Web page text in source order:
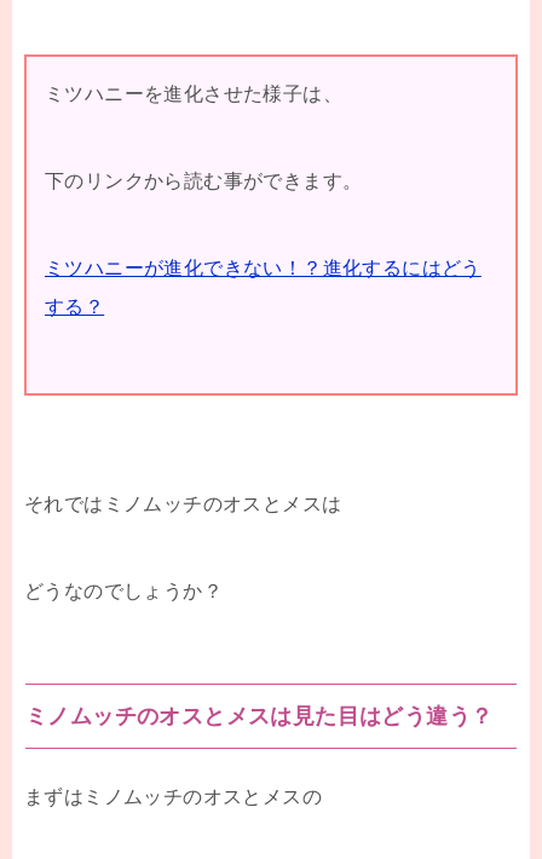
ミツハニーを進化させた様子は、
下のリンクから読む事ができます。
ミツハニーが進化できない！？進化するにはどう
する？
それではミノムッチのオスとメスは
どうなのでしょうか？
ミノムッチのオスとメスは見た目はどう違う？
まずはミノムッチのオスとメスの